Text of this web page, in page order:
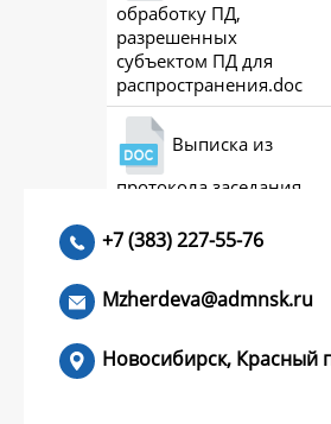
обработку ПД,
разрешенных
субъектом ПД для
распространения.doc
Выписка из
протокола заседания
+7 (383) 227-55-76
Mzherdeva@admnsk.ru
Новосибирск, Красный